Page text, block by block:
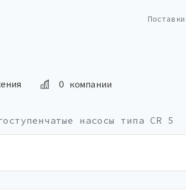
Поставки
О компании
насосы типа CR 5